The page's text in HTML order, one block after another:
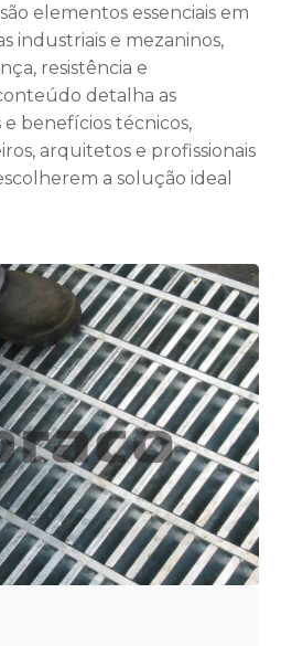
elementos essenciais em
industriais e mezaninos,
resistência e
detalha as
benefícios técnicos,
arquitetos e profissionais
a solução ideal